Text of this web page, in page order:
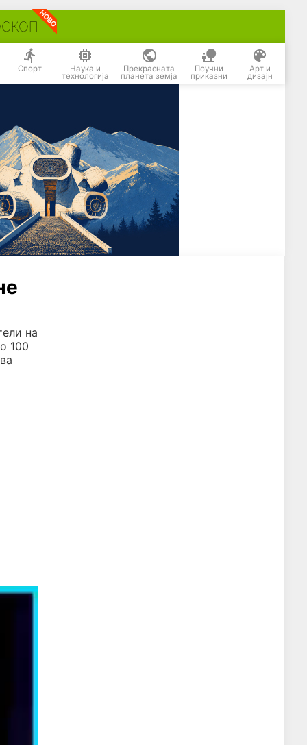
Спорт Наука и
технологија
Прекрасната
планета земја
Поучни
приказни
Арт и
дизајн
на
100